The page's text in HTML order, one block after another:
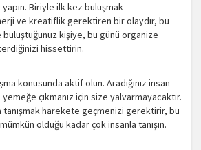
Biriyle ilk kez buluşmak
ve kreatiflik gerektiren bir olaydır, bu
buluştuğunuz kişiye, bu günü organize
hissettirin.
konusunda aktif olun. Aradığınız insan
çıkmanız için size yalvarmayacaktır.
tanışmak harekete geçmenizi gerektirir, bu
olduğu kadar çok insanla tanışın.